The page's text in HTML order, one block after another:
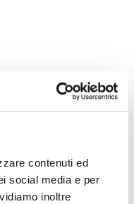
contenuti ed
social media e per
inoltre